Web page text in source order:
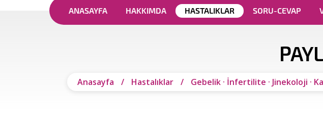
ANASAYFA HAKKIMDA HASTALIKLAR SORU-CEVAP
Anasayfa / Hastalıklar / Gebelik· İnfertilite · Jinekoloji ·